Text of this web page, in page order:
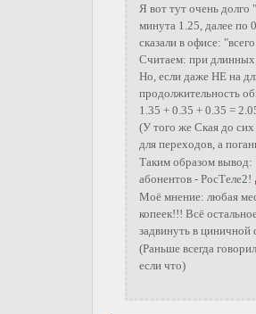
Я вот тут очень долго
минута 1.25, далее по
сказали в офисе:
Считаем: при длинных
Но, если даже НЕ на
продолжительность
1.35 + 0.35 + 0.35 =
(У того же Ская до
для переходов, а
Таким образом вывод:
абонентов - РосТеле2!
Моё мнение: любая
копеек!!! Всё
задвинуть в
(Раньше всегда
если что)